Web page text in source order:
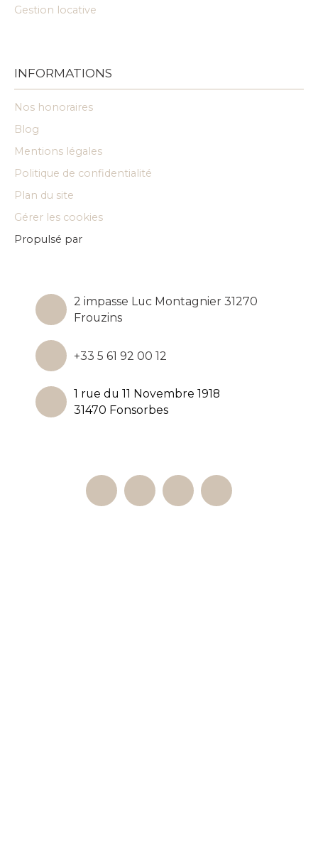
Gestion locative
INFORMATIONS
Nos honoraires
Blog
Mentions légales
Politique de confidentialité
Plan du site
Gérer les cookies
Propulsé par
2 impasse Luc Montagnier 31270
Frouzins
+33 5 61 92 00 12
1 rue du 11 Novembre 1918
31470 Fonsorbes